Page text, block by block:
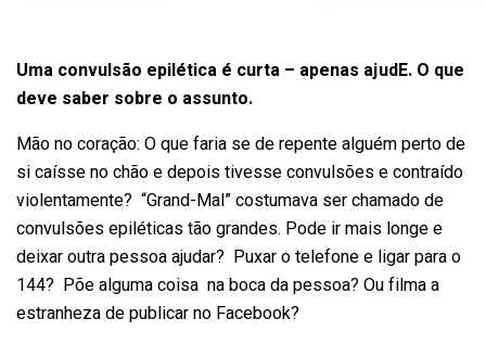
Uma convulsão epilética é curta – apenas ajudE. O que
deve saber sobre o assunto.
Mão no coração: O que faria se de repente alguém perto de
si caísse no chão e depois tivesse convulsões e contraído
violentamente? “Grand-Mal” costumava ser chamado de
convulsões epiléticas tão grandes. Pode ir mais longe e
deixar outra pessoa ajudar? Puxar o telefone e ligar para o
144? Põe alguma coisa na boca da pessoa? Ou filma a
estranheza de publicar no Facebook?